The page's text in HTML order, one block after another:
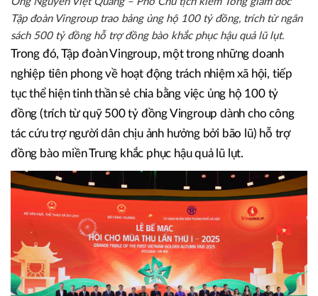
Ông Nguyễn Việt Quang – Phó Chủ tịch kiêm Tổng giám đốc
Tập đoàn Vingroup trao bảng ủng hộ 100 tỷ đồng, trích từ ngân
sách 500 tỷ đồng hỗ trợ đồng bào khắc phục hậu quả lũ lụt.
Trong đó, Tập đoàn Vingroup, một trong những doanh
nghiệp tiên phong về hoạt động trách nhiệm xã hội, tiếp
tục thể hiện tinh thần sẻ chia bằng việc ủng hộ 100 tỷ
đồng (trích từ quỹ 500 tỷ đồng Vingroup dành cho công
tác cứu trợ người dân chịu ảnh hưởng bởi bão lũ) hỗ trợ
đồng bào miền Trung khắc phục hậu quả lũ lụt.